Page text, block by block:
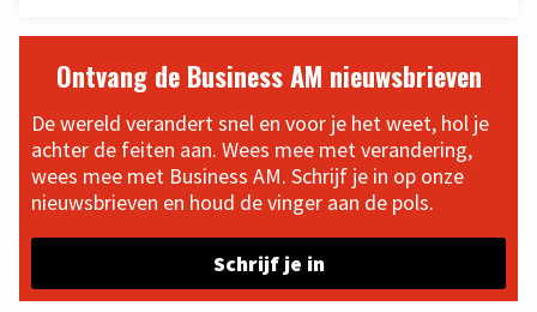
Ontvang de Business AM nieuwsbrieven
De wereld verandert snel en voor je het weet, hol je
achter de feiten aan. Wees mee met verandering,
wees mee met Business AM. Schrijf je in op onze
nieuwsbrieven en houd de vinger aan de pols.
Schrijf je in